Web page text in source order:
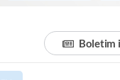
Boletim